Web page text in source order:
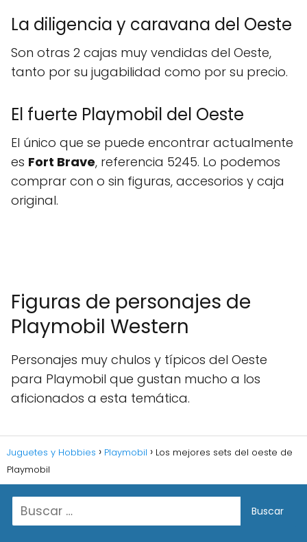
La diligencia y caravana del Oeste
Son otras 2 cajas muy vendidas del Oeste,
tanto por su jugabilidad como por su precio.
El fuerte Playmobil del Oeste
El único que se puede encontrar actualmente
es Fort Brave, referencia 5245. Lo podemos
comprar con o sin figuras, accesorios y caja
original.
Figuras de personajes de
Playmobil Western
Personajes muy chulos y típicos del Oeste
para Playmobil que gustan mucho a los
aficionados a esta temática.
Juguetes y Hobbies Playmobil
Los mejores sets del oeste de
Playmobil